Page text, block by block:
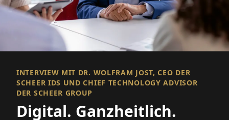
INTERVIEW MIT DR. WOLFRAM JOST, CEO DER
SCHEER IDS UND CHIEF TECHNOLOGY ADVISOR
DER SCHEER GROUP
Digital. Ganzheitlich.